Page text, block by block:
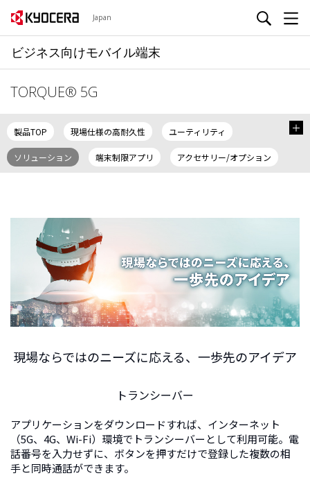
Japan
ビジネス向けモバイル端末
TORQUE®︎ 5G
製品TOP 現場仕様の高耐久性 ユーティリティ
ソリューション 端末制限アプリ アクセサリー/オプション
現場ならではのニーズに応える、一歩先のアイデア
トランシーバー
アプリケーションをダウンロードすれば、インターネット
（5G、4G、Wi-Fi）環境でトランシーバーとして利用可能。電
話番号を入力せずに、ボタンを押すだけで登録した複数の相
手と同時通話ができます。